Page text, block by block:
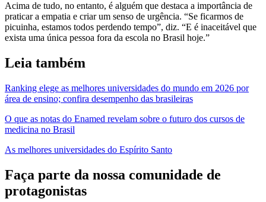
Acima de tudo, no entanto, é alguém que destaca a importância de
praticar a empatia e criar um senso de urgência. “Se ficarmos de
picuinha, estamos todos perdendo tempo”, diz. “E é inaceitável que
exista uma única pessoa fora da escola no Brasil hoje.”
Leia também
Ranking elege as melhores universidades do mundo em 2026 por
área de ensino; confira desempenho das brasileiras
O que as notas do Enamed revelam sobre o futuro dos cursos de
medicina no Brasil
As melhores universidades do Espírito Santo
Faça parte da nossa comunidade de
protagonistas